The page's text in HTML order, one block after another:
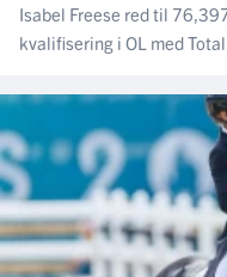
Isabel Freese red til
kvalifisering i OL med